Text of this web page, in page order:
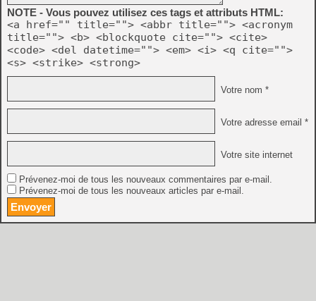
NOTE - Vous pouvez utilisez ces tags et attributs HTML:
<a href="" title=""> <abbr title=""> <acronym
title=""> <b> <blockquote cite=""> <cite>
<code> <del datetime=""> <em> <i> <q cite="">
<s> <strike> <strong>
Votre nom *
Votre adresse email *
Votre site internet
Prévenez-moi de tous les nouveaux commentaires par e-mail.
Prévenez-moi de tous les nouveaux articles par e-mail.